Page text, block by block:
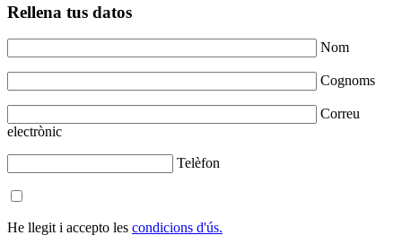
Rellena tus datos
Nom
Cognoms
Correu
electrònic
Telèfon
He llegit i accepto les condicions d'ús.